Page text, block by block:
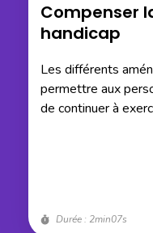
Compenser
handicap
Les différents
permettre aux
de continuer à
Durée : 2min07s